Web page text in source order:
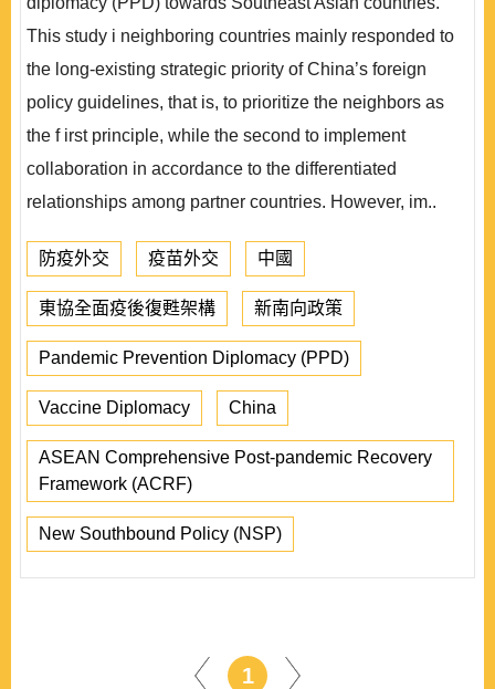
This study i neighboring countries mainly responded to
the long-existing strategic priority of China’s foreign
policy guidelines, that is, to prioritize the neighbors as
the f irst principle, while the second to implement
collaboration in accordance to the differentiated
relationships among partner countries. However, im..
防疫外交 疫苗外交 中國
東協全面疫後復甦架構 新南向政策
Pandemic Prevention Diplomacy (PPD)
Vaccine Diplomacy China
ASEAN Comprehensive Post-pandemic Recovery
Framework (ACRF)
New Southbound Policy (NSP)
1